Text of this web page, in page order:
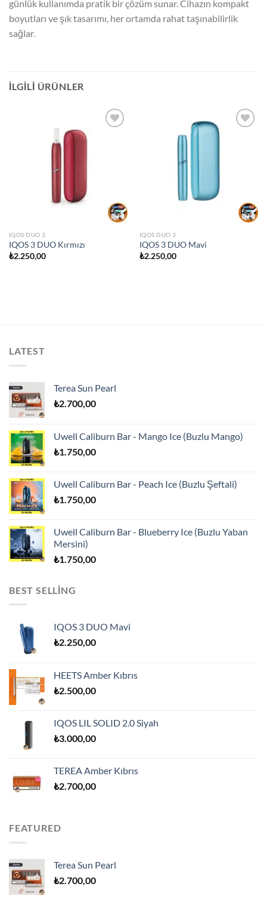
günlük kullanımda pratik bir çözüm sunar. Cihazın kompakt
boyutları ve şık tasarımı, her ortamda rahat taşınabilirlik
sağlar.
İLGILI ÜRÜNLER
IQOS DUO 3
IQOS 3 DUO Kırmızı
₺2.250,00
IQOS DUO 3
IQOS 3 DUO Mavi
₺2.250,00
LATEST
Terea Sun Pearl
₺2.700,00
Uwell Caliburn Bar - Mango Ice (Buzlu Mango)
₺1.750,00
Uwell Caliburn Bar - Peach Ice (Buzlu Şeftali)
₺1.750,00
Uwell Caliburn Bar - Blueberry Ice (Buzlu Yaban
Mersini)
₺1.750,00
BEST SELLING
IQOS 3 DUO Mavi
₺2.250,00
HEETS Amber Kıbrıs
₺2.500,00
IQOS LIL SOLID 2.0 Siyah
₺3.000,00
TEREA Amber Kıbrıs
₺2.700,00
FEATURED
Terea Sun Pearl
₺2.700,00